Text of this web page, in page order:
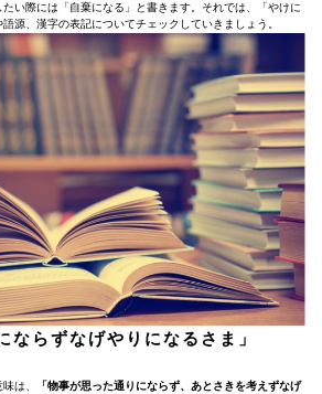
い際には「自棄になる」と書きます。それでは、「やけに
源、漢字の表記についてチェックしていきましょう。
ならずなげやりになるさま」
は、
「物事が思った通りにならず、あとさきを考えずなげ